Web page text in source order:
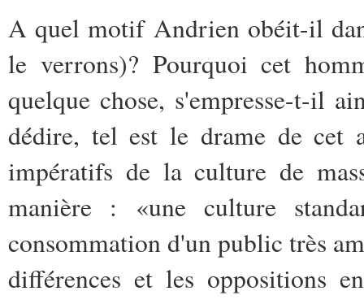
A quel motif Andrien obéit-il
le verrons)? Pourquoi cet
quelque chose, s'empresse-t-il
dédire, tel est le drame de cet
impératifs de la culture de
manière : «une culture
consommation d'un public très
différences et les oppositions